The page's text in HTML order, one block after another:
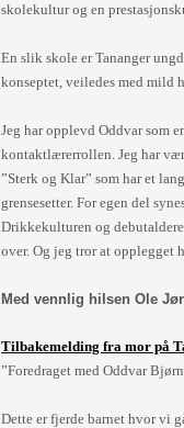
skolekultur og en
En slik skole er Tananger
konseptet, veiledes med mild
Jeg har opplevd Oddvar som
kontaktlærerrollen. Jeg har
”Sterk og Klar” som har et
grensesetter. For egen del
Drikkekulturen og
over. Og jeg tror at opplegget
Med vennlig hilsen Ole
Tilbakemelding fra mor på
”Foredraget med Oddvar
Dette er fjerde barnet hvor vi